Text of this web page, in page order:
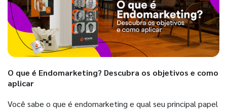
O que é Endomarketing? Descubra os objetivos e como
aplicar
Você sabe o que é endomarketing e qual seu principal papel